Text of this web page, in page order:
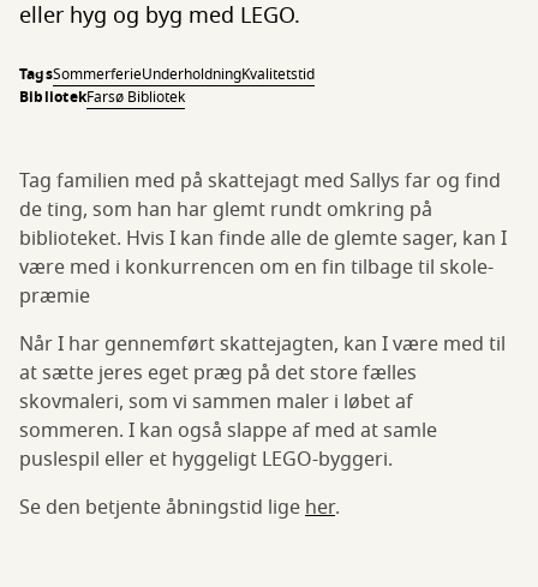
eller hyg og byg med LEGO.
TagsSommerferieUnderholdningKvalitetstid
BibliotekFarsø Bibliotek
Tag familien med på skattejagt med Sallys far og find
de ting, som han har glemt rundt omkring på
biblioteket. Hvis I kan finde alle de glemte sager, kan I
være med i konkurrencen om en fin tilbage til skole-
præmie
Når I har gennemført skattejagten, kan I være med til
at sætte jeres eget præg på det store fælles
skovmaleri, som vi sammen maler i løbet af
sommeren. I kan også slappe af med at samle
puslespil eller et hyggeligt LEGO-byggeri.
Se den betjente åbningstid ligeher.